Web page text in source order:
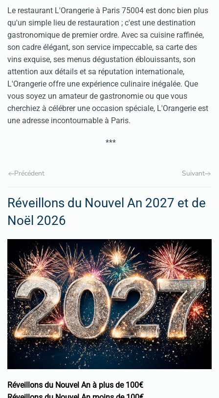
Le restaurant L'Orangerie à Paris 75004 est donc bien plus
qu'un simple lieu de restauration ; c'est une destination
gastronomique de premier ordre. Avec sa cuisine raffinée,
son cadre élégant, son service impeccable, sa carte des
vins exquise, ses menus dégustation éblouissants, son
attention aux détails et sa réputation internationale,
L'Orangerie offre une expérience culinaire inégalée. Que
vous soyez un amateur de gastronomie ou que vous
cherchiez à célébrer une occasion spéciale, L'Orangerie est
une adresse incontournable à Paris.
***
Précédent Suivant
Réveillons du Nouvel An 2027 et de
Noël 2026
Réveillons du Nouvel An à plus de 100€